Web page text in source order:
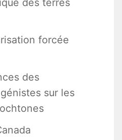
des terres
forcée
des
sur les